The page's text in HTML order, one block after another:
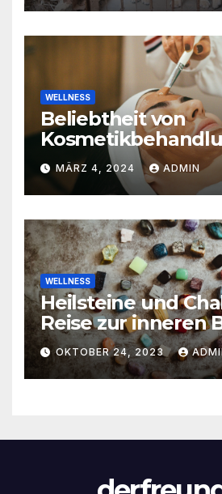
WELLNESS
Beliebtheit von
der Schweiz
MÄRZ 4, 2024 ADMIN
WELLNESS
Heilsteine und
Reise zur inneren
OKTOBER 24, 2023